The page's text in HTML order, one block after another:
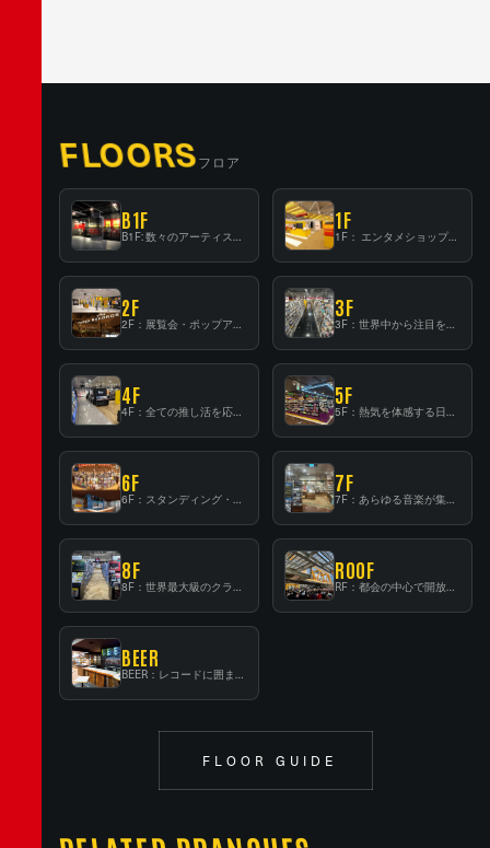
FLOORSフロア
B1F 1F
1F： エンタメショップならではのイマーシブ空間
2F 3F
4F 5F
6F 7F
8F ROOF
BEER
FLOOR GUIDE